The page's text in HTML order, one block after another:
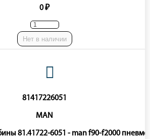
0 ₽
Нет в наличии
81417226051
MAN
81.41722-6051 - man f90-f2000 пневмо